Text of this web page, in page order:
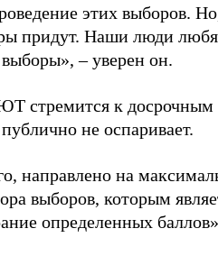
этих выборов.
придут. Наши люди
– уверен он.
стремится к досрочным
не оспаривает.
направлено на
выборов, которым
определенных